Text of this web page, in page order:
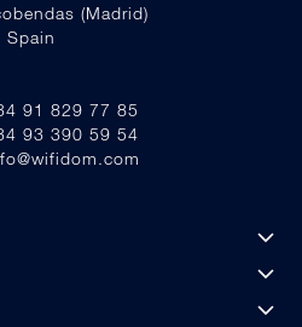
(Madrid)
Spain
91 829 77 85
93 390 59 54